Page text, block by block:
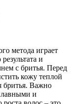
метода играет
и
с бритья. Перед
кожу теплой
бритья. Важно
и